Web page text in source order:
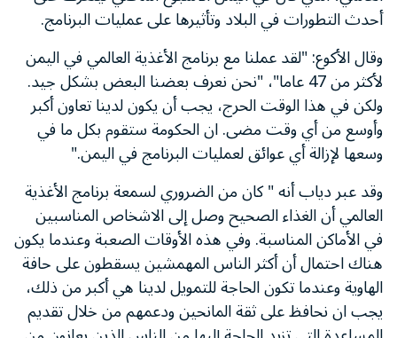
أحدث التطورات في البلاد وتأثيرها على عمليات البرنامج.
وقال الأكوع: "لقد عملنا مع برنامج الأغذية العالمي في اليمن
لأكثر من 47 عاما"، "نحن نعرف بعضنا البعض بشكل جيد.
ولكن في هذا الوقت الحرج، يجب أن يكون لدينا تعاون أكبر
وأوسع من أي وقت مضى. ان الحكومة ستقوم بكل ما في
وسعها لإزالة أي عوائق لعمليات البرنامج في اليمن."
وقد عبر دياب أنه " كان من الضروري لسمعة برنامج الأغذية
العالمي أن الغذاء الصحيح وصل إلى الاشخاص المناسبين
في الأماكن المناسبة. وفي هذه الأوقات الصعبة وعندما يكون
هناك احتمال أن أكثر الناس المهمشين يسقطون على حافة
الهاوية وعندما تكون الحاجة للتمويل لدينا هي أكبر من ذلك،
يجب ان نحافظ على ثقة المانحين ودعمهم من خلال تقديم